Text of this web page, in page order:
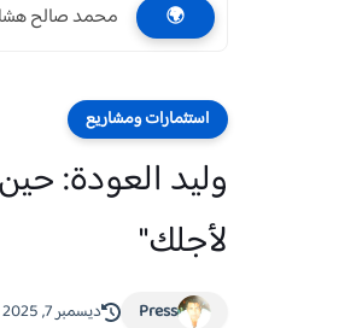
🌍 محمد صالح
استثمارات ومشاريع
وليد العودة:
لأجلك"
Press ديسمبر 7, 2025